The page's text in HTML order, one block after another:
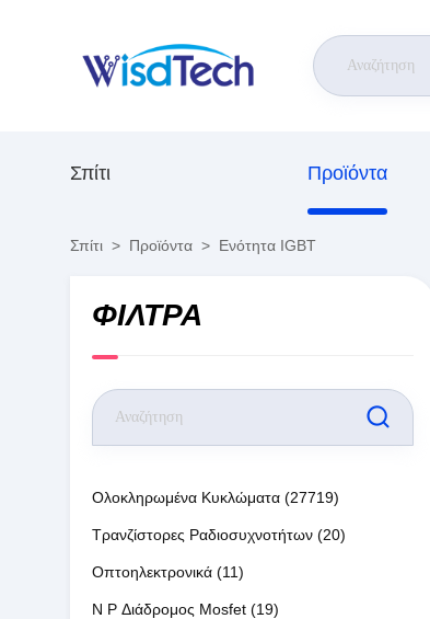
Σπίτι Προϊόντα
Σπίτι > Προϊόντα > Ενότητα IGBT
ΦΊΛΤΡΑ
Ολοκληρωμένα Κυκλώματα (27719)
Τρανζίστορες Ραδιοσυχνοτήτων (20)
Οπτοηλεκτρονικά (11)
N P Διάδρομος Mosfet (19)